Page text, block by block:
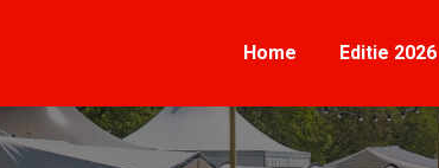
Home Editie 2026